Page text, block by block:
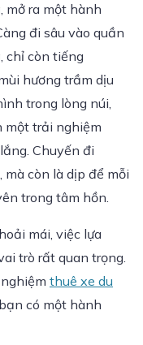
mở ra một hành
đi sâu vào quần
chỉ còn tiếng
hương trầm dịu
trong lòng núi,
một trải nghiệm
Chuyến đi
còn là dịp để mỗi
trong tâm hồn.
mái, việc lựa
trò rất quan trọng.
nghiệmthuê xe du
có một hành